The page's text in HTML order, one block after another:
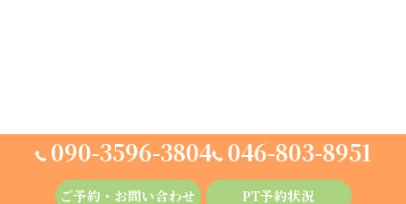
090-3596-3804 046-803-8951
ご予約・お問い合わせ PT予約状況